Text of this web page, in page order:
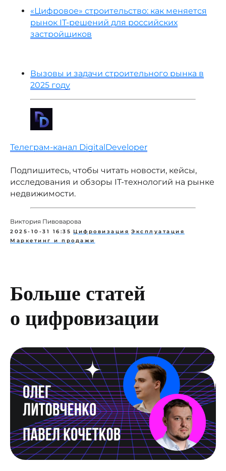
«Цифровое» строительство: как меняется
рынок IT-решений для российских
застройщиков
Вызовы и задачи строительного рынка в
2025 году
Телеграм-канал DigitalDeveloper
Подпишитесь, чтобы читать новости, кейсы,
исследования и обзоры IT-технологий на рынке
недвижимости.
Виктория Пивоварова
2025-10-31 16:35 Цифровизация Эксплуатация
Маркетинг и продажи
Больше статей
о цифровизации